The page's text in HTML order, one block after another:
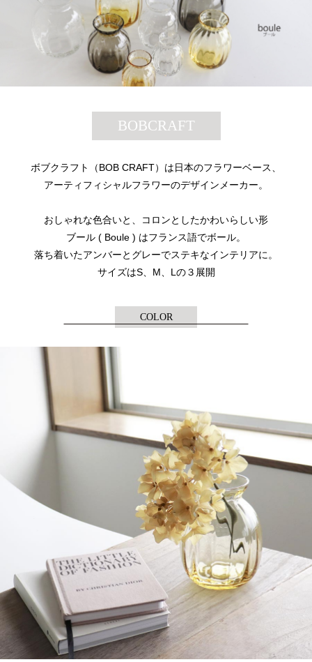
BOBCRAFT
ボブクラフト（BOB CRAFT）は日本のフラワーベース、
アーティフィシャルフラワーのデザインメーカー。
おしゃれな色合いと、コロンとしたかわいらしい形
ブール ( Boule ) はフランス語でボール。
落ち着いたアンバーとグレーでステキなインテリアに。
サイズはS、M、Lの３展開
COLOR